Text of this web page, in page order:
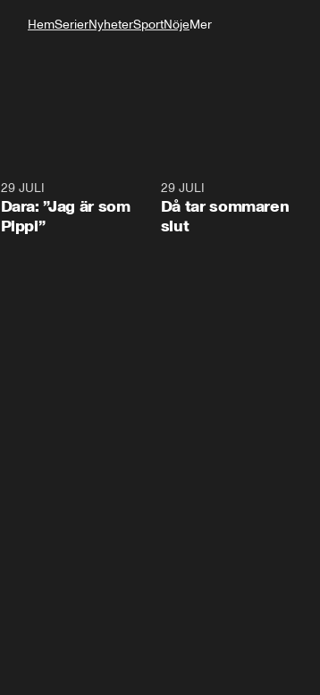
HemSerierNyheterSportNöjeMer
29 JULI
Dara: ”Jag är som
Pippi”
29 JULI
Då tar sommaren
slut